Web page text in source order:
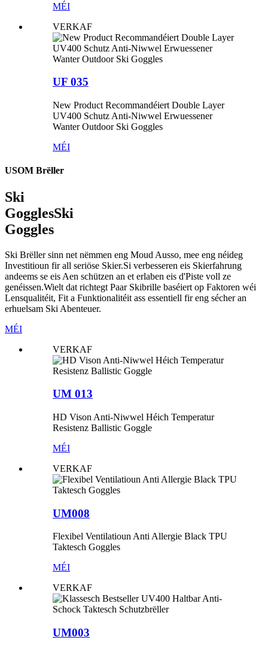
MÉI
VERKAF
UF 035
New Product Recommandéiert Double Layer
UV400 Schutz Anti-Niwwel Erwuessener
Wanter Outdoor Ski Goggles
MÉI
USOM Brëller
Ski
GogglesSki
Goggles
Ski Brëller sinn net nëmmen eng Moud Ausso, mee eng néideg
Investitioun fir all seriöse Skier.Si verbesseren eis Skierfahrung
andeems se eis Aen schützen an et erlaben eis d'Piste voll ze
genéissen.Wielt dat richtegt Paar Skibrille baséiert op Faktoren wéi
Lensqualitéit, Fit a Funktionalitéit ass essentiell fir eng sécher an
erhuelsam Ski Abenteuer.
MÉI
VERKAF
UM 013
HD Vison Anti-Niwwel Héich Temperatur
Resistenz Ballistic Goggle
MÉI
VERKAF
UM008
Flexibel Ventilatioun Anti Allergie Black TPU
Taktesch Goggles
MÉI
VERKAF
UM003